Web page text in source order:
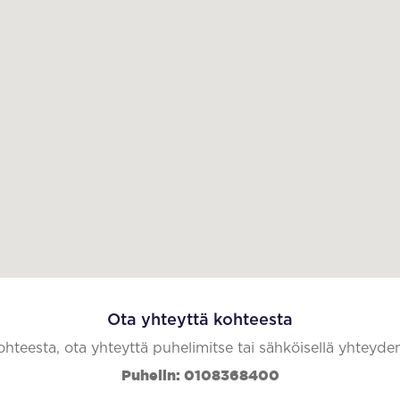
Ota yhteyttä kohteesta
ota yhteyttä puhelimitse tai sähköisellä
Puhelin: 0108368400